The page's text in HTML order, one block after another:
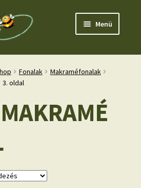
Menü
Fonalak
Makraméfonalak
3. oldal